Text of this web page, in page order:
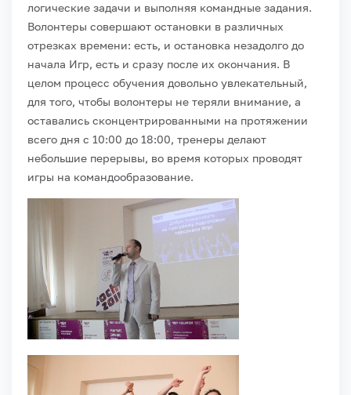
логические задачи и выполняя командные задания.
Волонтеры совершают остановки в различных
отрезках времени: есть, и остановка незадолго до
начала Игр, есть и сразу после их окончания. В
целом процесс обучения довольно увлекательный,
для того, чтобы волонтеры не теряли внимание, а
оставались сконцентрированными на протяжении
всего дня с 10:00 до 18:00, тренеры делают
небольшие перерывы, во время которых проводят
игры на командообразование.